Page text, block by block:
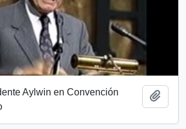
Aylwin en Convención